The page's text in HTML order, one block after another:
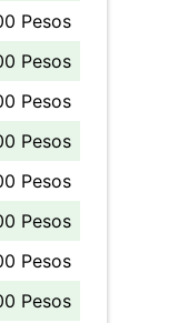
Pesos
Pesos
Pesos
Pesos
Pesos
Pesos
Pesos
Pesos